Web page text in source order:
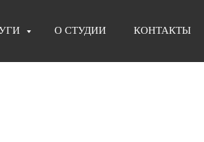
О СТУДИИ КОНТАКТЫ